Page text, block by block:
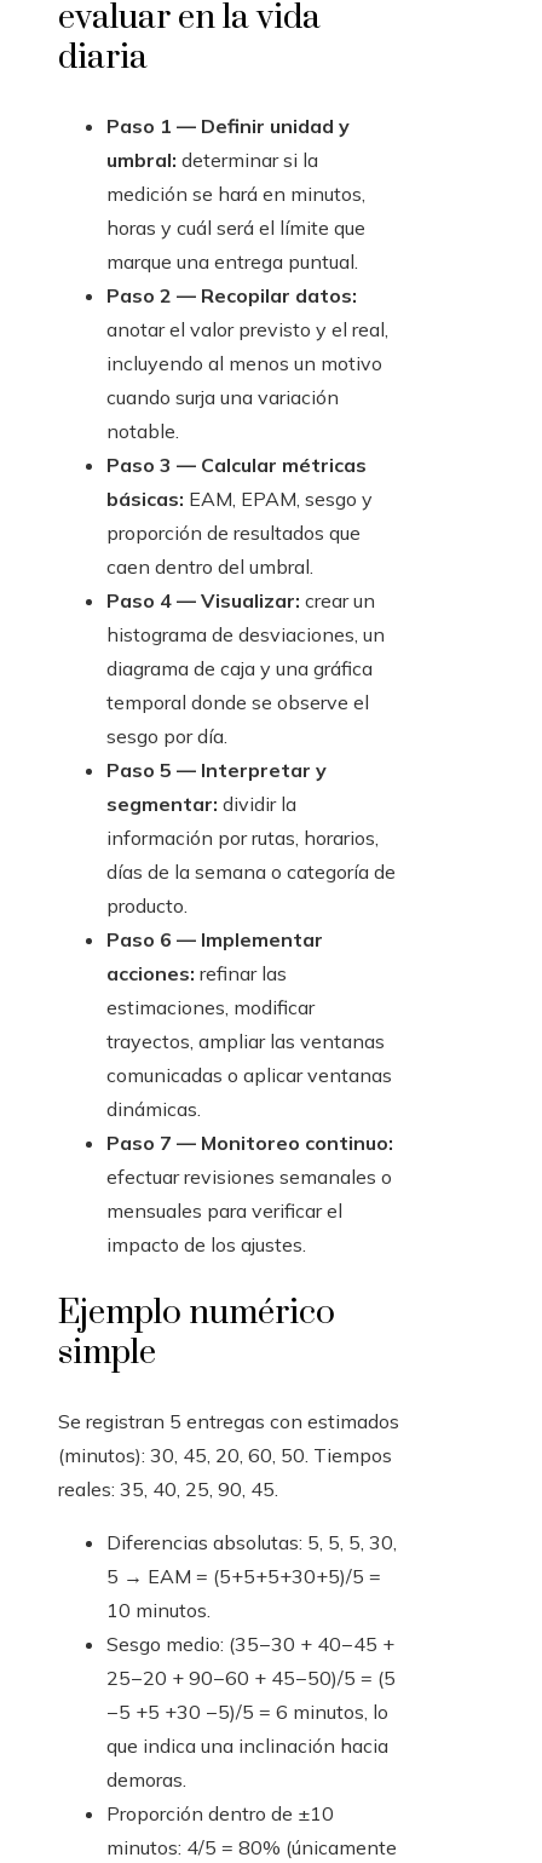
evaluar en la vida
diaria
Paso 1 — Definir unidad y
umbral: determinar si la
medición se hará en minutos,
horas y cuál será el límite que
marque una entrega puntual.
Paso 2 — Recopilar datos:
anotar el valor previsto y el real,
incluyendo al menos un motivo
cuando surja una variación
notable.
Paso 3 — Calcular métricas
básicas: EAM, EPAM, sesgo y
proporción de resultados que
caen dentro del umbral.
Paso 4 — Visualizar: crear un
histograma de desviaciones, un
diagrama de caja y una gráfica
temporal donde se observe el
sesgo por día.
Paso 5 — Interpretar y
segmentar: dividir la
información por rutas, horarios,
días de la semana o categoría de
producto.
Paso 6 — Implementar
acciones: refinar las
estimaciones, modificar
trayectos, ampliar las ventanas
comunicadas o aplicar ventanas
dinámicas.
Paso 7 — Monitoreo continuo:
efectuar revisiones semanales o
mensuales para verificar el
impacto de los ajustes.
Ejemplo numérico
simple
Se registran 5 entregas con estimados
(minutos): 30, 45, 20, 60, 50. Tiempos
reales: 35, 40, 25, 90, 45.
Diferencias absolutas: 5, 5, 5, 30,
5 → EAM = (5+5+5+30+5)/5 =
10 minutos.
Sesgo medio: (35−30 + 40−45 +
25−20 + 90−60 + 45−50)/5 = (5
−5 +5 +30 −5)/5 = 6 minutos, lo
que indica una inclinación hacia
demoras.
Proporción dentro de ±10
minutos: 4/5 = 80% (únicamente